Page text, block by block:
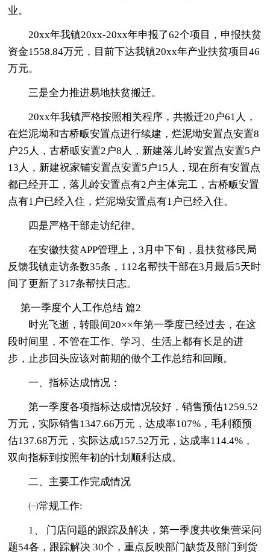
业。
20xx年我镇20xx-20xx年申报了62个项目，申报扶贫
资金1558.84万元，目前下达我镇20xx年产业扶贫项目46
万元。
三是全力推进易地扶贫搬迁。
20xx年我镇严格按照相关程序，共搬迁20户61人，
在烂泥坳和古桥畈安置点进行续建，烂泥坳安置点安置8
户25人，古桥畈安置2户8人，新建落儿岭安置点安置5户
13人，新建祝家铺安置点安置5户15人，现在所有安置点
都已经开工，落儿岭安置点有2户主体完工，古桥畈安置
点有1户已经入住，烂泥坳安置点有1户已经入住。
四是严格干部走访纪律。
在安徽扶贫APP管理上，3月中下旬，县扶贫移民局
反馈我镇走访条数35条，112名帮扶干部在3月最后5天时
间了更新了317条帮扶日志。
第一季度个人工作总结 篇2
时光飞逝，转眼间20××年第一季度已经过去，在这
段时间里，不管在工作、学习、生活上都有长足的进
步，止步回头应该对前期的做个工作总结和回顾。
一、指标达成情况：
第一季度各项指标达成情况较好，销售预估1259.52
万元，实际销售1347.66万元，达成率107%，毛利额预
估137.68万元，实际达成157.52万元，达成率114.4%，
双向指标到按照年初的计划顺利达成。
二、主要工作完成情况
㈠常规工作:
1、 门店问题的跟踪及解决，第一季度共收集营采问
题54各，跟踪解决 30个，重点反映部门缺货及部门到货